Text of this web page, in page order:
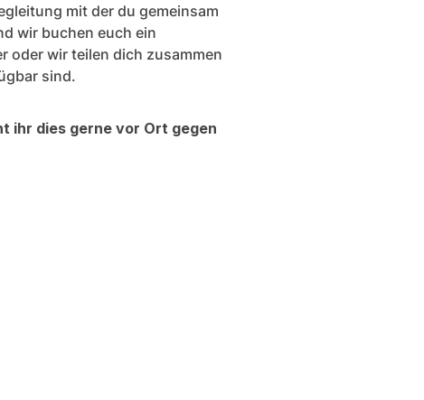
mit der du gemeinsam
wir buchen euch ein
oder wir teilen dich zusammen
sind.
ihr dies gerne vor Ort gegen